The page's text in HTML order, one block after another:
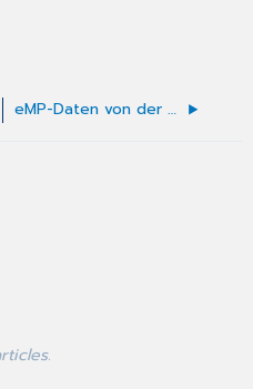
eMP-Daten von der eGK lesen